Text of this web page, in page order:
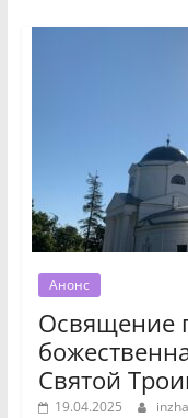
Анонс
Освящение
Святой
19.04.2025